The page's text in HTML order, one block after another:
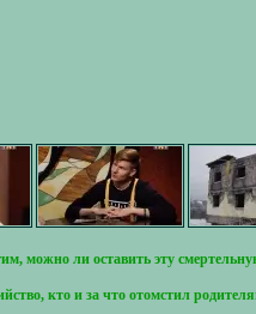
можно ли оставить эту
кто и за что отомстил